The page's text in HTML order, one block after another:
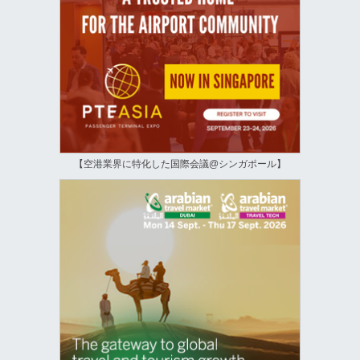
【空港業界に特化した国際会議@シンガポール】